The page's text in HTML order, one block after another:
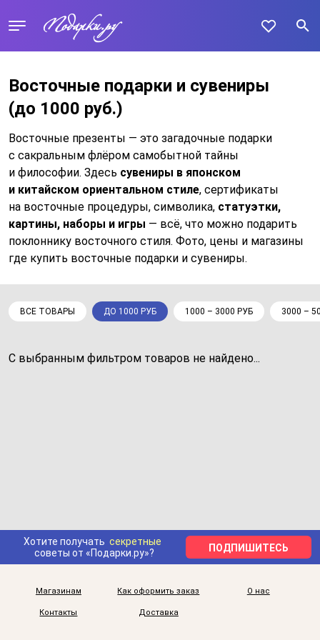
Восточные подарки и сувениры
(до 1000 руб.)
Восточные презенты — это загадочные подарки
с сакральным флёром самобытной тайны
и философии. Здесь сувениры в японском
и китайском ориентальном стиле, сертификаты
на восточные процедуры, символика, статуэтки,
картины, наборы и игры — всё, что можно подарить
поклоннику восточного стиля. Фото, цены и магазины
где купить восточные подарки и сувениры.
ВСЕ ТОВАРЫ ДО 1000 РУБ 1000 – 3000 РУБ 3000 –
С выбранным фильтром товаров не найдено...
Хотите получать секретные
советы от «Подарки.ру»?
ПОДПИШИТЕСЬ
Магазинам Как оформить заказ О нас
Контакты Доставка